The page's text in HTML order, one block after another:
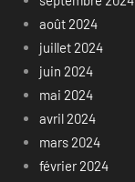
août 2024
juillet 2024
juin 2024
mai 2024
avril 2024
mars 2024
février 2024